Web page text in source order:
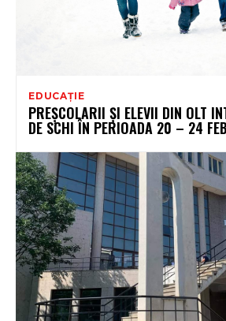
EDUCAȚIE
PREȘCOLARII ȘI ELEVII DIN OLT
DE SCHI ÎN PERIOADA 20 – 24